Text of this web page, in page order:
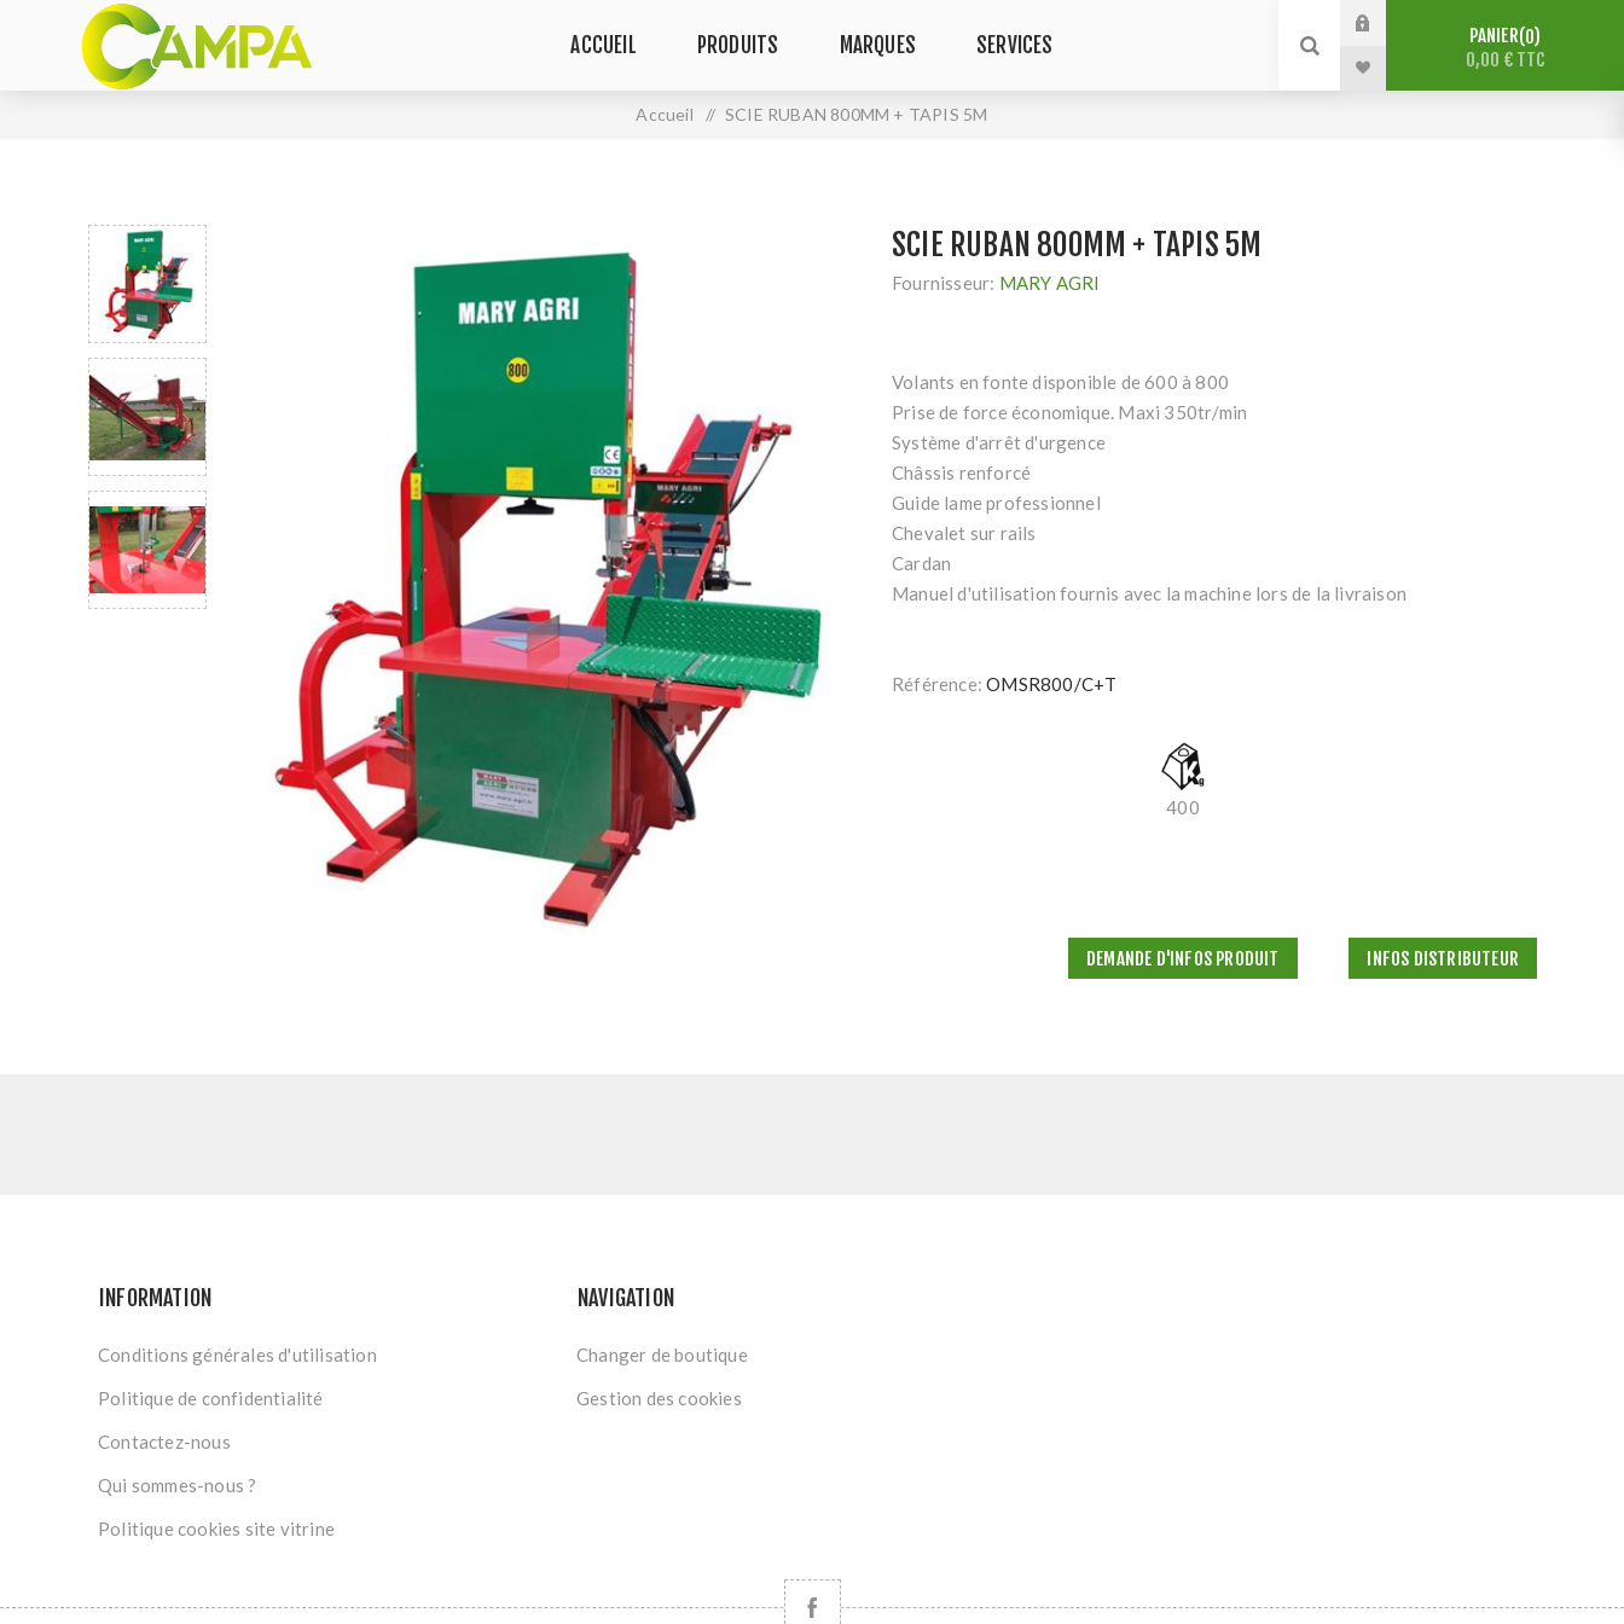
ACCUEIL PRODUITS MARQUES SERVICES PANIER 0
0,00 € TTC
Accueil / SCIE RUBAN 800MM + TAPIS 5M
SCIE RUBAN 800MM + TAPIS 5M
Fournisseur: MARY AGRI
Volants en fonte disponible de 600 à 800
Prise de force économique. Maxi 350tr/min
Système d'arrêt d'urgence
Châssis renforcé
Guide lame professionnel
Chevalet sur rails
Cardan
Manuel d'utilisation fournis avec la machine lors de la livraison
Référence: OMSR800/C+T
400
DEMANDE D'INFOS PRODUIT INFOS DISTRIBUTEUR
INFORMATION
Conditions générales d'utilisation
Politique de confidentialité
Contactez-nous
Qui sommes-nous ?
Politique cookies site vitrine
NAVIGATION
Changer de boutique
Gestion des cookies